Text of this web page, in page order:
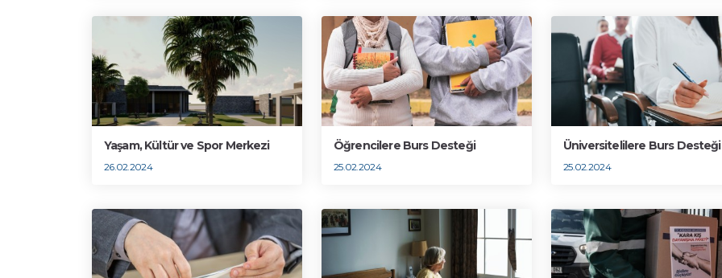
Yaşam, Kültür ve Spor Merkezi
26.02.2024
Öğrencilere Burs Desteği
25.02.2024
Üniversitelilere Burs Desteği
25.02.2024